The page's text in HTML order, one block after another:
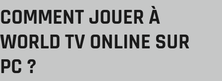
COMMENT JOUER À
WORLD TV ONLINE SUR
PC ?